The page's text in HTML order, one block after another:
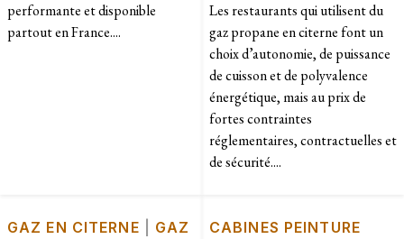
performante et disponible
partout en France....
Les restaurants qui utilisent du
gaz propane en citerne font un
choix d’autonomie, de puissance
de cuisson et de polyvalence
énergétique, mais au prix de
fortes contraintes
réglementaires, contractuelles et
de sécurité....
GAZ EN CITERNE
GAZ
CABINES PEINTURE